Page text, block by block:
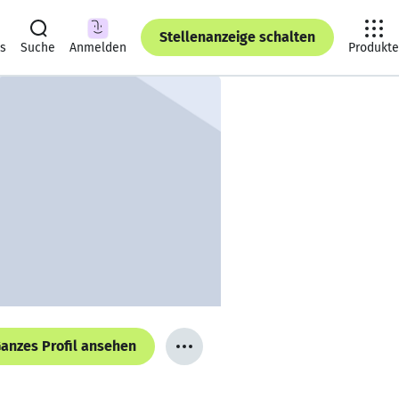
Suche Anmelden
Stellenanzeige schalten
Produkte
Profil ansehen